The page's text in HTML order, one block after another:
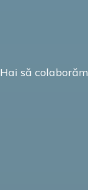
Hai să colaborăm